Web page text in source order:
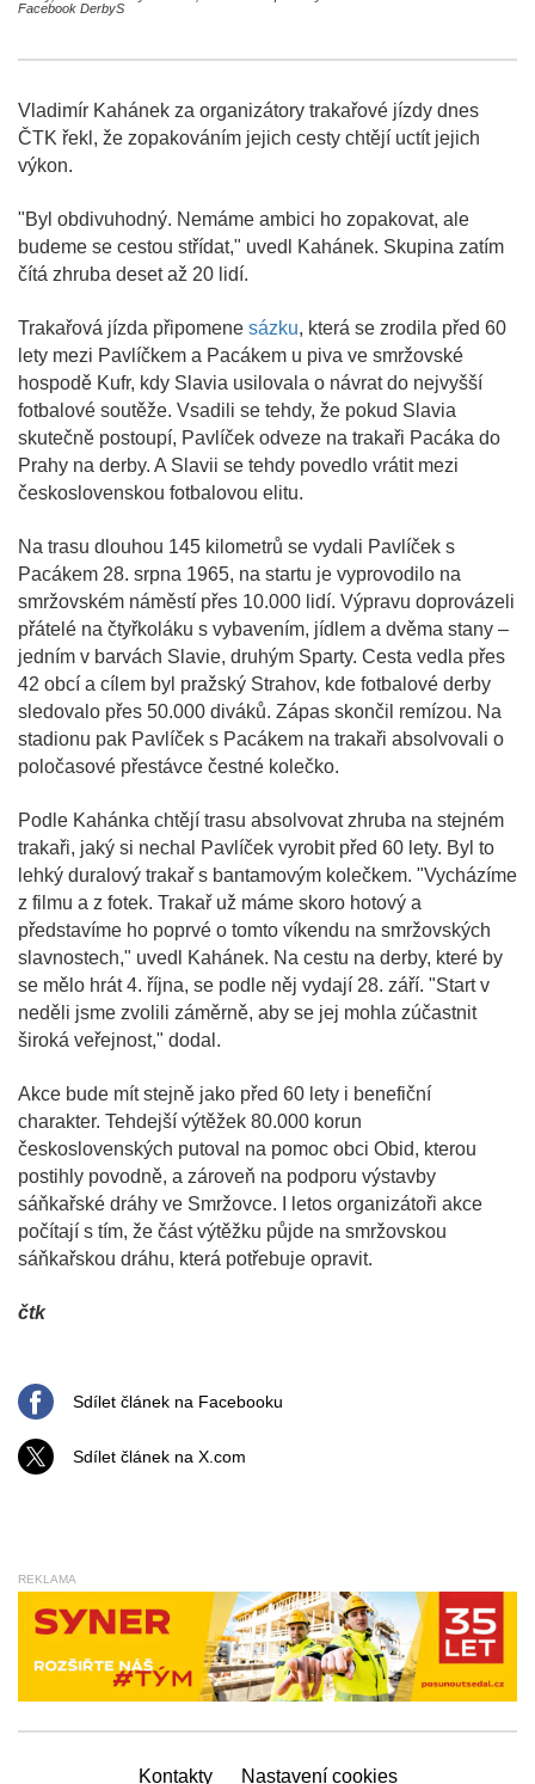
Facebook DerbyS
Vladimír Kahánek za organizátory trakařové jízdy dnes
ČTK řekl, že zopakováním jejich cesty chtějí uctít jejich
výkon.
"Byl obdivuhodný. Nemáme ambici ho zopakovat, ale
budeme se cestou střídat," uvedl Kahánek. Skupina zatím
čítá zhruba deset až 20 lidí.
Trakařová jízda připomene sázku, která se zrodila před 60
lety mezi Pavlíčkem a Pacákem u piva ve smržovské
hospodě Kufr, kdy Slavia usilovala o návrat do nejvyšší
fotbalové soutěže. Vsadili se tehdy, že pokud Slavia
skutečně postoupí, Pavlíček odveze na trakaři Pacáka do
Prahy na derby. A Slavii se tehdy povedlo vrátit mezi
československou fotbalovou elitu.
Na trasu dlouhou 145 kilometrů se vydali Pavlíček s
Pacákem 28. srpna 1965, na startu je vyprovodilo na
smržovském náměstí přes 10.000 lidí. Výpravu doprovázeli
přátelé na čtyřkoláku s vybavením, jídlem a dvěma stany –
jedním v barvách Slavie, druhým Sparty. Cesta vedla přes
42 obcí a cílem byl pražský Strahov, kde fotbalové derby
sledovalo přes 50.000 diváků. Zápas skončil remízou. Na
stadionu pak Pavlíček s Pacákem na trakaři absolvovali o
poločasové přestávce čestné kolečko.
Podle Kahánka chtějí trasu absolvovat zhruba na stejném
trakaři, jaký si nechal Pavlíček vyrobit před 60 lety. Byl to
lehký duralový trakař s bantamovým kolečkem. "Vycházíme
z filmu a z fotek. Trakař už máme skoro hotový a
představíme ho poprvé o tomto víkendu na smržovských
slavnostech," uvedl Kahánek. Na cestu na derby, které by
se mělo hrát 4. října, se podle něj vydají 28. září. "Start v
neděli jsme zvolili záměrně, aby se jej mohla zúčastnit
široká veřejnost," dodal.
Akce bude mít stejně jako před 60 lety i benefiční
charakter. Tehdejší výtěžek 80.000 korun
československých putoval na pomoc obci Obid, kterou
postihly povodně, a zároveň na podporu výstavby
sáňkařské dráhy ve Smržovce. I letos organizátoři akce
počítají s tím, že část výtěžku půjde na smržovskou
sáňkařskou dráhu, která potřebuje opravit.
čtk
Sdílet článek na Facebooku
Sdílet článek na X.com
REKLAMA
Kontakty Nastavení cookies